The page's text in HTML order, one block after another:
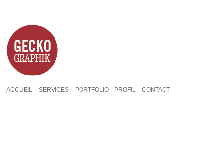
ACCUEIL SERVICES PORTFOLIO PROFIL CONTACT